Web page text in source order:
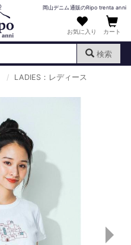
岡山デニム通販のRipo trenta anni
お気に入り カート
検索
LADIES：レディース